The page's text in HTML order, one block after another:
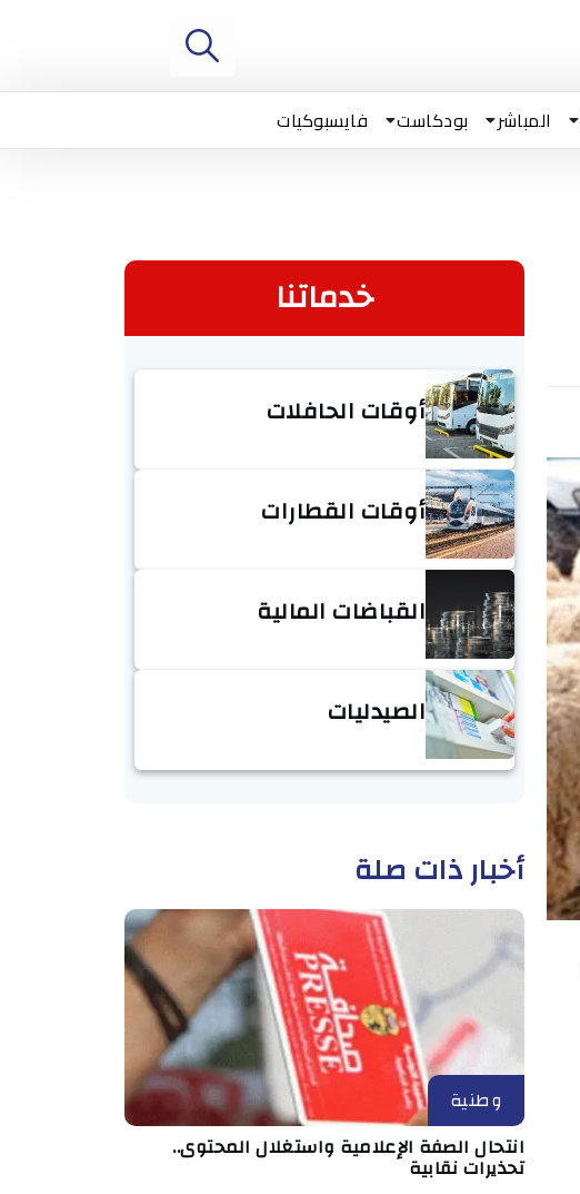
المباشر بودكاست فايسبوكيات
خدماتنا
أوقات الحافلات
أوقات القطارات
القباضات المالية
الصيدليات
أخبار ذات صلة
وطنية
انتحال الصفة الإعلامية واستغلال المحتوى..
تحذيرات نقابية